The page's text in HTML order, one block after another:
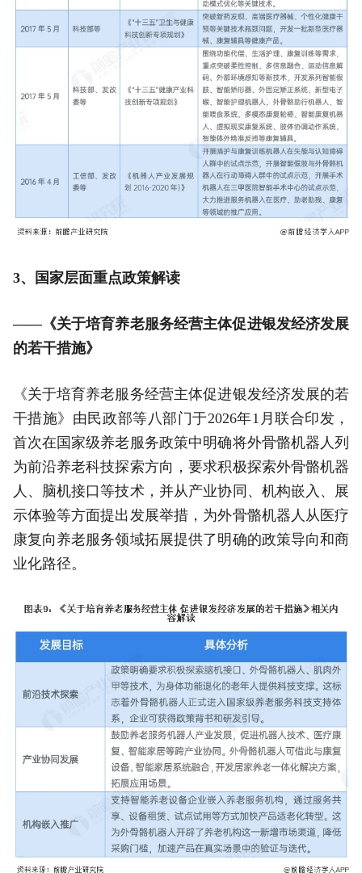
3、国家层面重点政策解读
——《关于培育养老服务经营主体促进银发经济发展
的若干措施》
《关于培育养老服务经营主体促进银发经济发展的若
干措施》由民政部等八部门于2026年1月联合印发，
首次在国家级养老服务政策中明确将外骨骼机器人列
为前沿养老科技探索方向，要求积极探索外骨骼机器
人、脑机接口等技术，并从产业协同、机构嵌入、展
示体验等方面提出发展举措，为外骨骼机器人从医疗
康复向养老服务领域拓展提供了明确的政策导向和商
业化路径。